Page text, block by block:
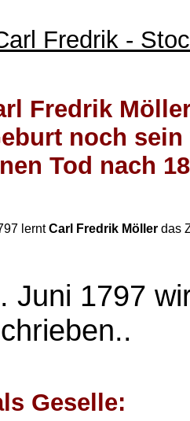
Fredrik -
Fredrik
noch
Tod nach
lerntCarl Fredrik Möller das
Juni 1797
Geselle: